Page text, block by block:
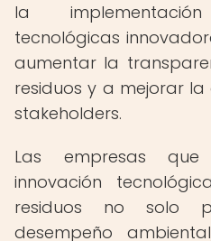
la
tecnológicas
aumentar la
residuos y a mejorar
stakeholders.
Las empresas
innovación
residuos no solo
desempeño